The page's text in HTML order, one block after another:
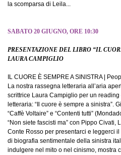
la scomparsa di Leila...
SABATO 20 GIUGNO, ORE 10:30
PRESENTAZIONE DEL LIBRO “IL
LAURA CAMPIGLIO
IL CUORE È SEMPRE A SINISTRA |
La nostra rassegna letteraria all’aria
scrittrice Laura Campiglio per un
letteraria: “Il cuore è sempre a sinistra”.
“Caffè Voltaire” e “Contenti tutti”
“Non siete fascisti ma” con Pippo
Conte Rosso per presentarci e leggerci
di biografia sentimentale della sinistra
indulgere nel mito o nel cinismo, mostra